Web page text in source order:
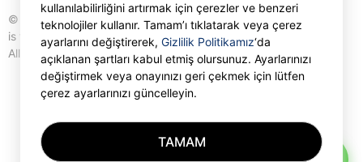
© Gettransport International Limited. GetTransport®
is trademark of Gettransport International Limited.
All rights reserved.
kullanılabilirliğini artırmak için çerezler ve benzeri
teknolojiler kullanır. Tamam’ı tıklatarak veya çerez
ayarlarını değiştirerek, Gizlilik Politikamız‘da
açıklanan şartları kabul etmiş olursunuz. Ayarlarınızı
değiştirmek veya onayınızı geri çekmek için lütfen
çerez ayarlarınızı güncelleyin.
TAMAM